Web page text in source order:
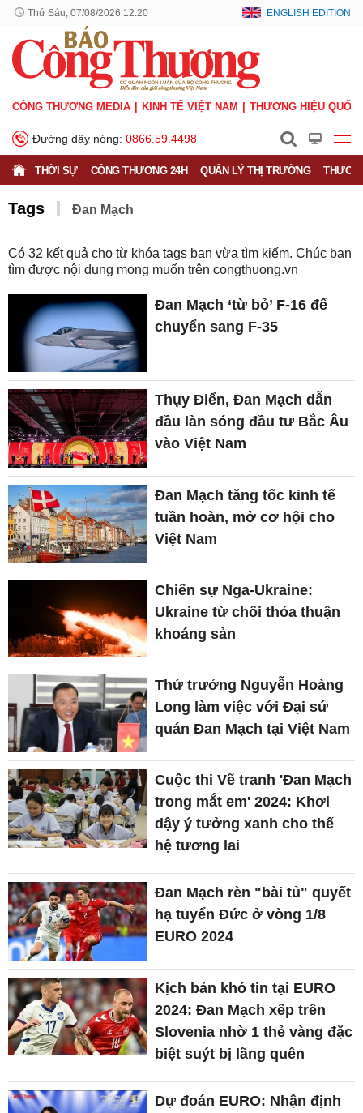
Thứ Sáu, 07/08/2026 12:20 ENGLISH EDITION
CÔNG THƯƠNG MEDIA KINH TẾ VIỆT NAM THƯƠNG HIỆU QUỐC
Đường dây nóng: 0866.59.4498
THỜI SỰ CÔNG THƯƠNG 24H QUẢN LÝ THỊ TRƯỜNG
Tags Đan Mạch
Có 32 kết quả cho từ khóa tags bạn vừa tìm kiếm. Chúc bạn
tìm được nội dung mong muốn trên congthuong.vn
Đan Mạch ‘từ bỏ’ F-16 để
chuyển sang F-35
Thụy Điển, Đan Mạch dẫn
đầu làn sóng đầu tư Bắc Âu
vào Việt Nam
Đan Mạch tăng tốc kinh tế
tuần hoàn, mở cơ hội cho
Việt Nam
Chiến sự Nga-Ukraine:
Ukraine từ chối thỏa thuận
khoáng sản
Thứ trưởng Nguyễn Hoàng
Long làm việc với Đại sứ
quán Đan Mạch tại Việt Nam
Cuộc thi Vẽ tranh 'Đan Mạch
trong mắt em' 2024: Khơi
dậy ý tưởng xanh cho thế
hệ tương lai
Đan Mạch rèn "bài tủ" quyết
hạ tuyển Đức ở vòng 1/8
EURO 2024
Kịch bản khó tin tại EURO
2024: Đan Mạch xếp trên
Slovenia nhờ 1 thẻ vàng đặc
biệt suýt bị lãng quên
Dự đoán EURO: Nhận định